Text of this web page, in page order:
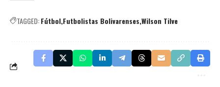
TAGGED:Fútbol Futbolistas Bolivarenses Wilson Tilve